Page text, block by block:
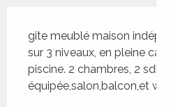
gite meublé maison
sur 3 niveaux, en pleine
piscine. 2 chambres, 2 sdb,
équipée,salon,balcon,et wifi